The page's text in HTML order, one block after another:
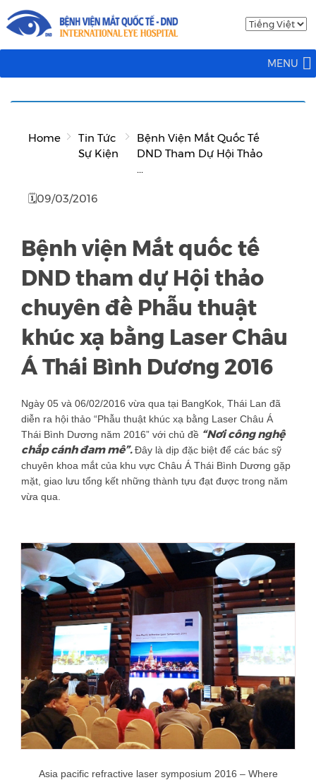
MENU
Home
Tin Tức
Sự Kiện
Bệnh Viện Mắt Quốc Tế
DND Tham Dự Hội Thảo
...
🗓09/03/2016
Bệnh viện Mắt quốc tế
DND tham dự Hội thảo
chuyên đề Phẫu thuật
khúc xạ bằng Laser Châu
Á Thái Bình Dương 2016
Ngày 05 và 06/02/2016 vừa qua tại BangKok, Thái Lan đã
diễn ra hội thảo “Phẫu thuật khúc xạ bằng Laser Châu Á
Thái Bình Dương năm 2016” với chủ đề “Nơi công nghệ
chắp cánh đam mê”.Đây là dịp đặc biệt để các bác sỹ
chuyên khoa mắt của khu vực Châu Á Thái Bình Dương gặp
mặt, giao lưu tổng kết những thành tựu đạt được trong năm
vừa qua.
Asia pacific refractive laser symposium 2016 – Where